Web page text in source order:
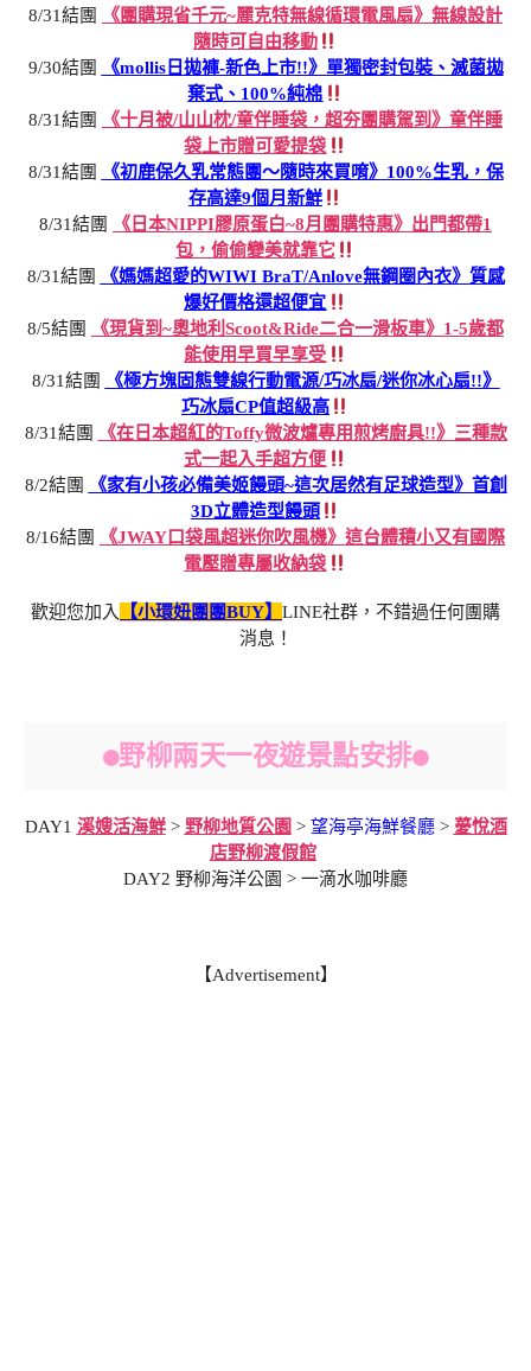
8/31結團
《團購現省千元~麗克特無線循環電風扇》無線設計
隨時可自由移動
9/30結團
《mollis日拋褲-新色上市!!》單獨密封包裝、滅菌拋
棄式、100%純棉
8/31結團
《十月被/山山枕/童伴睡袋，超夯團購駕到》童伴睡
袋上市贈可愛提袋
8/31結團
《初鹿保久乳常態團～隨時來買唷》100%生乳，保
存高達9個月新鮮
8/31結團
《日本NIPPI膠原蛋白~8月團購特惠》出門都帶1
包，偷偷變美就靠它
8/31結團
《媽媽超愛的WIWI BraT/Anlove無鋼圈內衣》質感
爆好價格還超便宜
8/5結團
《現貨到~奧地利Scoot&Ride二合一滑板車》1-5歲都
能使用早買早享受
8/31結團
《極方塊固態雙線行動電源/巧冰扇/迷你冰心扇!!》
巧冰扇CP值超級高
8/31結團
《在日本超紅的Toffy微波爐專用煎烤廚具!!》三種款
式一起入手超方便
8/2結團
《家有小孩必備美姬饅頭~這次居然有足球造型》首創
3D立體造型饅頭
8/16結團
《JWAY口袋風超迷你吹風機》這台體積小又有國際
電壓贈專屬收納袋
歡迎您加入 【小環妞團團BUY】 LINE社群，不錯過任何團購
消息！
●野柳兩天一夜遊景點安排●
DAY1 溪嫂活海鮮> 野柳地質公園 > 望海亭海鮮餐廳> 薆悅酒
店野柳渡假館
DAY2 野柳海洋公園 > 一滴水咖啡廳
【Advertisement】